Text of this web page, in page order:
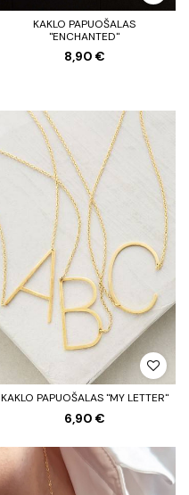
KAKLO PAPUOŠALAS
"ENCHANTED"
8,90 €
KAKLO PAPUOŠALAS "MY LETTER"
6,90 €